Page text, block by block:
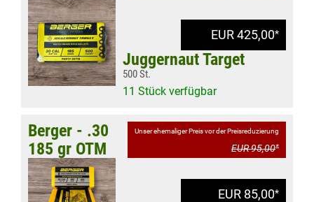
EUR 425,00*
Juggernaut Target
500 St.
11 Stück verfügbar
Unser ehemaliger Preis vor der Preisreduzierung
EUR 95,00*
EUR 85,00*
Berger - .30
185 gr OTM